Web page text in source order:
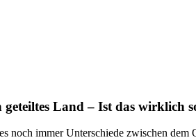
Land – Ist das wirklich
noch immer Unterschiede zwischen